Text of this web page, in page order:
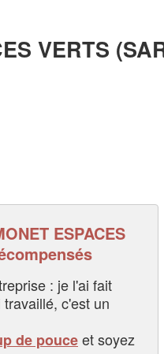
VERTS
ESPACES
: je l'ai fait
c'est un
de pouceet soyez